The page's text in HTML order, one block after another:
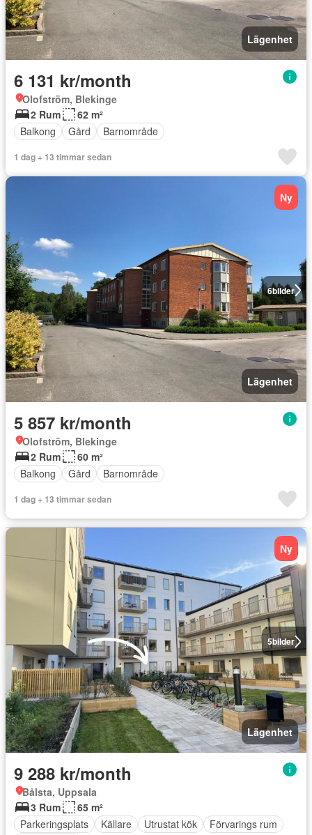
Lägenhet
6 131 kr/month
Olofström, Blekinge
2 Rum
62 m²
Balkong
Gård Barnområde
1 dag + 13 timmar sedan
6bilder
Ny
Lägenhet
5 857 kr/month
Olofström, Blekinge
2 Rum
60 m²
Balkong
Gård Barnområde
1 dag + 13 timmar sedan
5bilder
Ny
Lägenhet
9 288 kr/month
Bålsta, Uppsala
3 Rum
65 m²
Parkeringsplats
Källare Utrustat kök
Förvarings rum